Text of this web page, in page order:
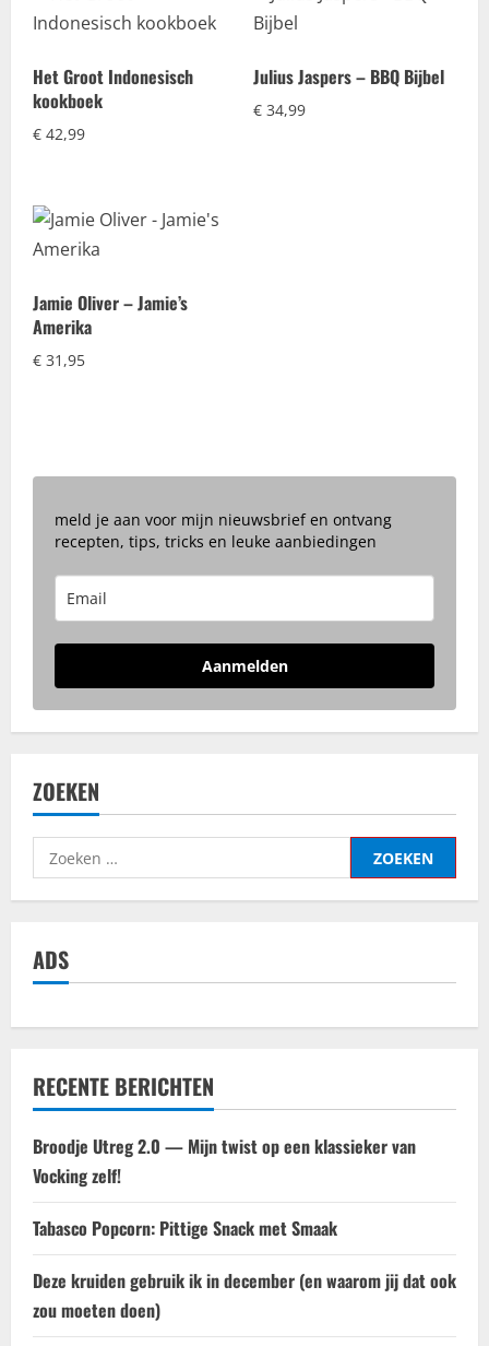
Het Groot Indonesisch
kookboek
€ 42,99
Julius Jaspers – BBQ Bijbel
€34,99
Jamie Oliver – Jamie’s
Amerika
€ 31,95
meld je aan voor mijn nieuwsbrief en ontvang
recepten, tips, tricks en leuke aanbiedingen
Aanmelden
ZOEKEN
Zoeken
naar:
ADS
RECENTE BERICHTEN
Broodje Utreg 2.0 — Mijn twist op een klassieker van
Vocking zelf!
Tabasco Popcorn: Pittige Snack met Smaak
Deze kruiden gebruik ik in december (en waarom jij dat ook
zou moeten doen)